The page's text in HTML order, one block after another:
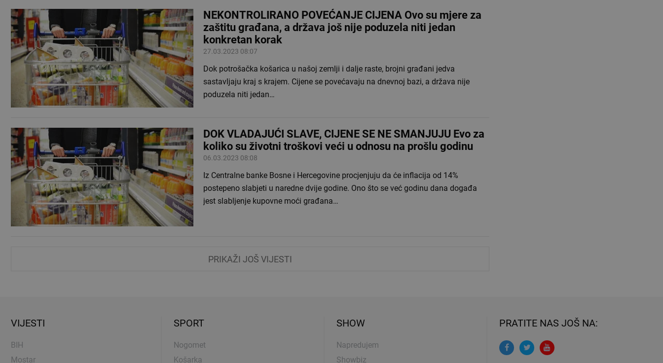
NEKONTROLIRANO POVEĆANJE CIJENA Ovo su mjere za
zaštitu građana, a država još nije poduzela niti jedan
konkretan korak
27.03.2023 08:07
Dok potrošačka košarica u našoj zemlji i dalje raste, brojni građani jedva
sastavljaju kraj s krajem. Cijene se povećavaju na dnevnoj bazi, a država nije
poduzela niti jedan…
DOK VLADAJUĆI SLAVE, CIJENE SE NE SMANJUJU Evo za
koliko su životni troškovi veći u odnosu na prošlu godinu
06.03.2023 08:08
Iz Centralne banke Bosne i Hercegovine procjenjuju da će inflacija od 14%
postepeno slabjeti u naredne dvije godine. Ono što se već godinu dana događa
jest slabljenje kupovne moći građana…
PRIKAŽI JOŠ VIJESTI
VIJESTI
BIH
Mostar
SPORT
Nogomet
Košarka
SHOW
Napredujem
Showbiz
PRATITE NAS JOŠ NA: